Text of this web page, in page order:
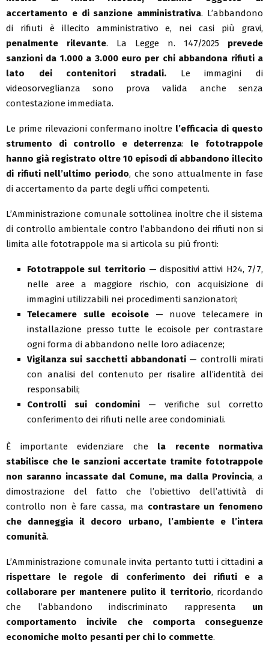
accertamento e di sanzione amministrativa. L’abbandono
di rifiuti è illecito amministrativo e, nei casi più gravi,
penalmente rilevante. La Legge n. 147/2025 prevede
sanzioni da 1.000 a 3.000 euro per chi abbandona rifiuti a
lato dei contenitori stradali. Le immagini di
videosorveglianza sono prova valida anche senza
contestazione immediata.
Le prime rilevazioni confermano inoltre l’efficacia di questo
strumento di controllo e deterrenza: le fototrappole
hanno già registrato oltre 10 episodi di abbandono illecito
di rifiuti nell’ultimo periodo, che sono attualmente in fase
di accertamento da parte degli uffici competenti.
L’Amministrazione comunale sottolinea inoltre che il sistema
di controllo ambientale contro l’abbandono dei rifiuti non si
limita alle fototrappole ma si articola su più fronti:
Fototrappole sul territorio — dispositivi attivi H24, 7/7,
nelle aree a maggiore rischio, con acquisizione di
immagini utilizzabili nei procedimenti sanzionatori;
Telecamere sulle ecoisole — nuove telecamere in
installazione presso tutte le ecoisole per contrastare
ogni forma di abbandono nelle loro adiacenze;
Vigilanza sui sacchetti abbandonati — controlli mirati
con analisi del contenuto per risalire all’identità dei
responsabili;
Controlli sui condomini — verifiche sul corretto
conferimento dei rifiuti nelle aree condominiali.
È importante evidenziare che la recente normativa
stabilisce che le sanzioni accertate tramite fototrappole
non saranno incassate dal Comune, ma dalla Provincia, a
dimostrazione del fatto che l’obiettivo dell’attività di
controllo non è fare cassa, ma contrastare un fenomeno
che danneggia il decoro urbano, l’ambiente e l’intera
comunità.
L’Amministrazione comunale invita pertanto tutti i cittadini a
rispettare le regole di conferimento dei rifiuti e a
collaborare per mantenere pulito il territorio, ricordando
che l’abbandono indiscriminato rappresenta un
comportamento incivile che comporta conseguenze
economiche molto pesanti per chi lo commette.